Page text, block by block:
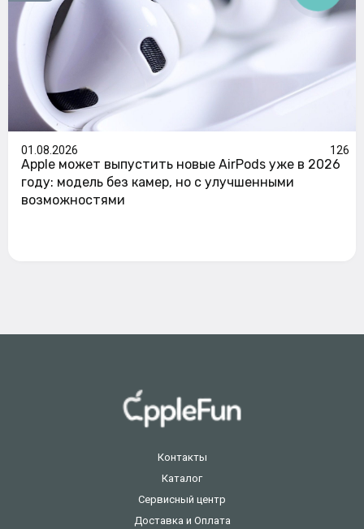
01.08.2026 126
Apple может выпустить новые AirPods уже в 2026
году: модель без камер, но с улучшенными
возможностями
Контакты
Каталог
Сервисный центр
Доставка и Оплата